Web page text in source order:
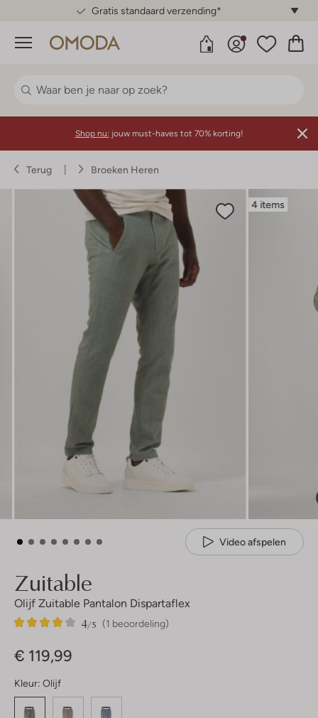
Gratis standaard verzending*
Menu
Shop nu: jouw must-haves tot 70% korting!
Terug Broeken Heren
4 items
Video afspelen
Zuitable
Olijf Zuitable Pantalon Dispartaflex
(1 beoordeling)
4/5
1
4
€ 119,99
Kleur: Olijf